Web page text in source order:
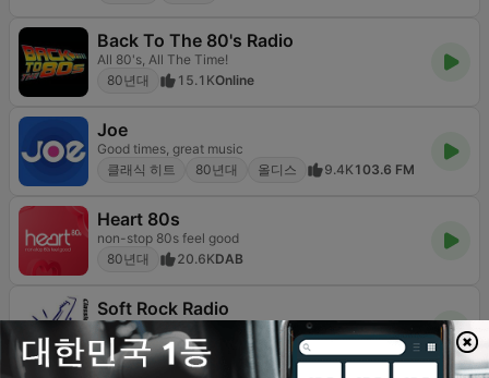
Back To The 80's Radio
All 80's, All The Time!
80년대
15.1KOnline
Joe
Good times, great music
클래식 히트
80년대 올디스 9.4K103.6 FM
Heart 80s
non-stop 80s feel good
80년대
20.6KDAB
Soft Rock Radio
The Lighter Side of Classic Rock and More!
클래식 록
80년대 올디스